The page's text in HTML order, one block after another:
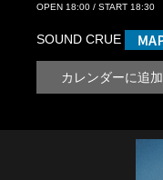
OPEN 18:00 / START 18:30
SOUND CRUE
カレンダーに追加